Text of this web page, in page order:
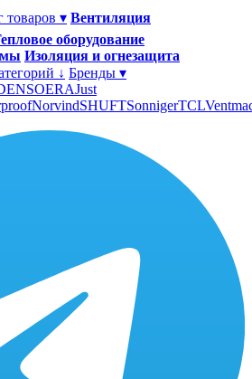
▾ Вентиляция
оборудование
Изоляция и огнезащита
↓ Бренды ▾
ENSOERAJust
NorvindSHUFTSonnigerTCL